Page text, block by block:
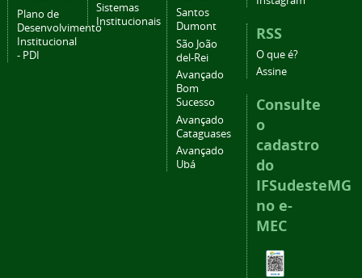
Plano de
Desenvolvimento
Institucional
- PDI
Sistemas
Institucionais
Santos
Dumont
São João
del-Rei
Avançado
Bom
Sucesso
Avançado
Cataguases
Avançado
Ubá
RSS
O que é?
Assine
Consulte
o
cadastro
do
IFSudesteMG
no e-
MEC